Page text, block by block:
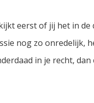
eerst of jij het in de
nog zo onredelijk,
in je recht,